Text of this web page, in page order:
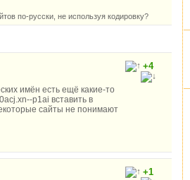
по-русски, не используя кодировку?
имён есть ещё какие-то
p1ai вставить в
сайты не понимают
+4
+1